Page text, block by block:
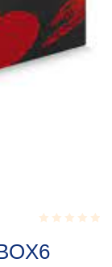
0.001